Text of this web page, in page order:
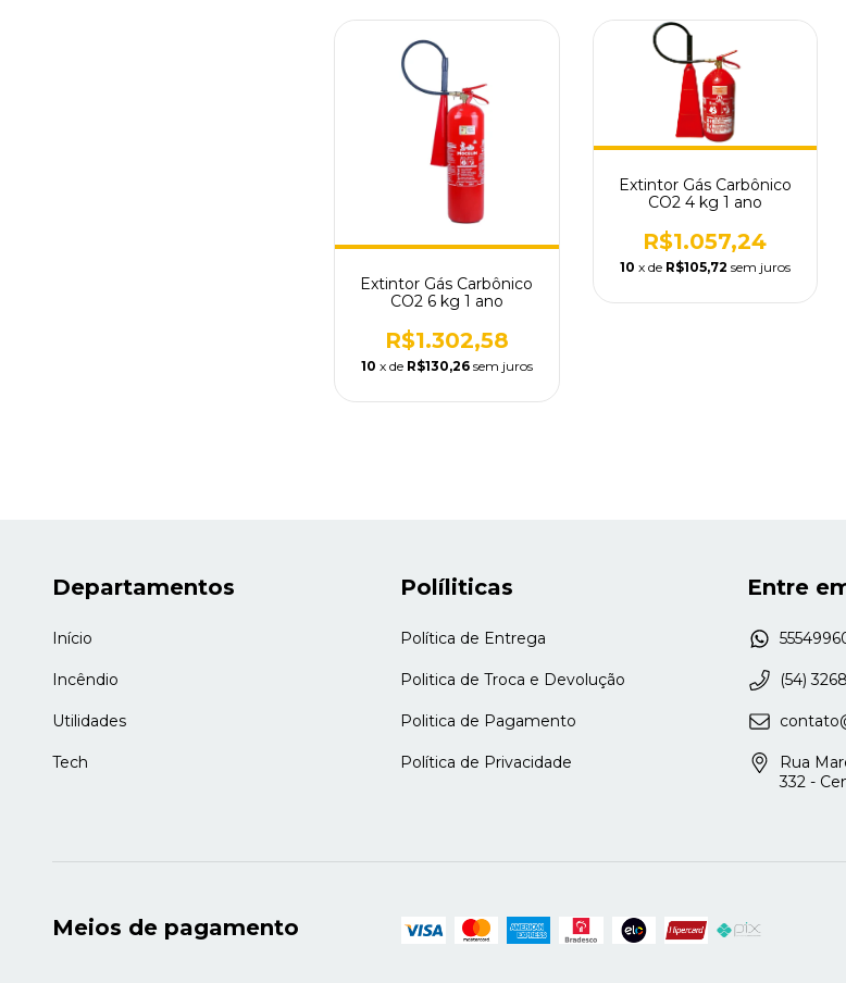
Extintor Gás Carbônico
CO2 6 kg 1 ano
R$1.302,58
10 x de R$130,26 sem juros
Extintor Gás Carbônico
CO2 4 kg 1 ano
R$1.057,24
10 x de R$105,72 sem juros
Departamentos
Início
Incêndio
Utilidades
Tech
Políliticas
Política de Entrega
Politica de Troca e Devolução
Politica de Pagamento
Política de Privacidade
Entre
(54)
Rua
332 -
Meios de pagamento